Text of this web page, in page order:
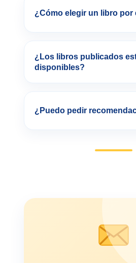
¿Cómo elegir un libro por
¿Los libros publicados
disponibles?
¿Puedo pedir